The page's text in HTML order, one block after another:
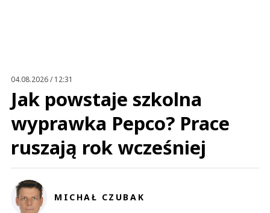
04.08.2026 / 12:31
Jak powstaje szkolna
wyprawka Pepco? Prace
ruszają rok wcześniej
MICHAŁ CZUBAK